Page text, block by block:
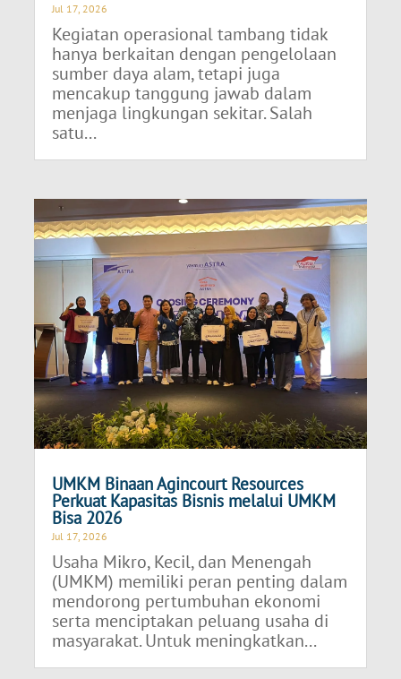
Jul 17, 2026
Kegiatan operasional tambang tidak
hanya berkaitan dengan pengelolaan
sumber daya alam, tetapi juga
mencakup tanggung jawab dalam
menjaga lingkungan sekitar. Salah
satu...
UMKM Binaan Agincourt Resources
Perkuat Kapasitas Bisnis melalui UMKM
Bisa 2026
Jul 17, 2026
Usaha Mikro, Kecil, dan Menengah
(UMKM) memiliki peran penting dalam
mendorong pertumbuhan ekonomi
serta menciptakan peluang usaha di
masyarakat. Untuk meningkatkan...